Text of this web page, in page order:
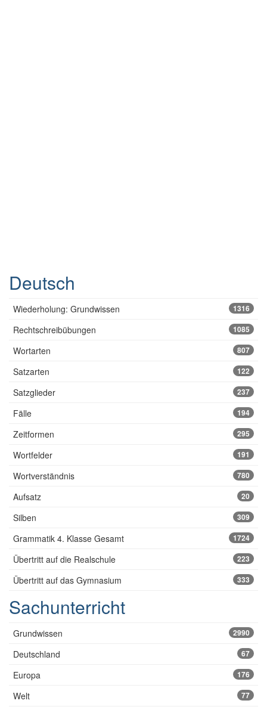
Deutsch
Wiederholung: Grundwissen 1316
Rechtschreibübungen 1085
Wortarten 807
Satzarten 122
Satzglieder 237
Fälle 194
Zeitformen 295
Wortfelder 191
Wortverständnis 780
Aufsatz 20
Silben 309
Grammatik 4. Klasse Gesamt 1724
Übertritt auf die Realschule 223
Übertritt auf das Gymnasium 333
Sachunterricht
Grundwissen 2990
Deutschland 67
Europa 176
Welt 77